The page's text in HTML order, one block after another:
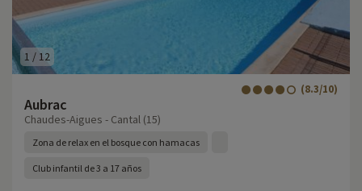
1 /12
Aubrac
(8.3/10)
Chaudes-Aigues - Cantal (15)
Zona de relax en el bosque con hamacas
Club infantil de 3 a 17 años